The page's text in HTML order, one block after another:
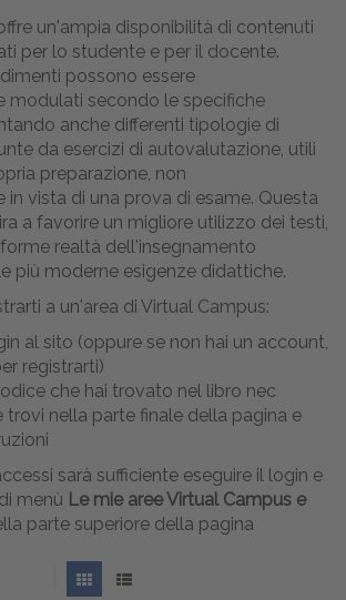
un'ampia disponibilità di contenuti
per lo studente e per il docente.
possono essere
modulati secondo le specifiche
anche differenti tipologie di
da esercizi di autovalutazione, utili
preparazione, non
in vista di una prova di esame. Questa
a favorire un migliore utilizzo dei testi,
realtà dell'insegnamento
più moderne esigenze didattiche.
a un'area di Virtual Campus:
al sito (oppure se non hai un account,
registrarti)
che hai trovato nel libro nec
trovi nella parte finale della pagina e
sarà sufficiente eseguire il login e
menù Le mie aree Virtual Campus e
parte superiore della pagina